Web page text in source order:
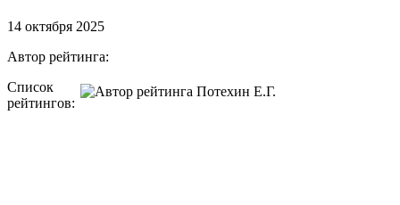
14 октября 2025
Автор рейтинга:
Список
рейтингов: